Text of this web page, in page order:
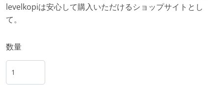
levelkopiは安心して購入いただけるショップサイトとし
て。
数量